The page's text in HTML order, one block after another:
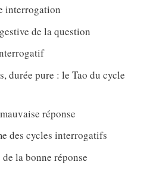
interrogation
de la question
durée pure : le Tao du cycle
réponse
des cycles interrogatifs
la bonne réponse